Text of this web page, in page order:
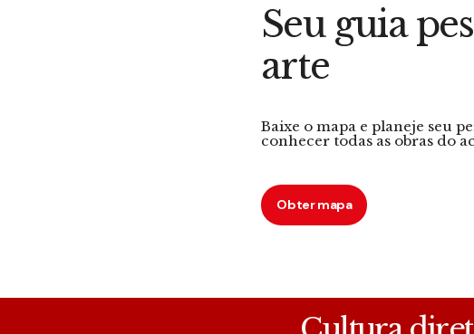
Seu guia
arte
Baixe o mapa e planeje seu
conhecer todas as obras do
Obter mapa